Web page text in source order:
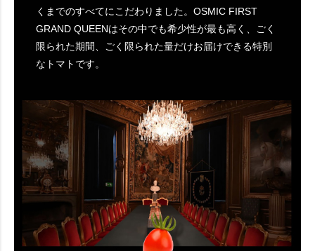
くまでのすべてにこだわりました。OSMIC FIRST
GRAND QUEENはその中でも希少性が最も高く、ごく
限られた期間、ごく限られた量だけお届けできる特別
なトマトです。